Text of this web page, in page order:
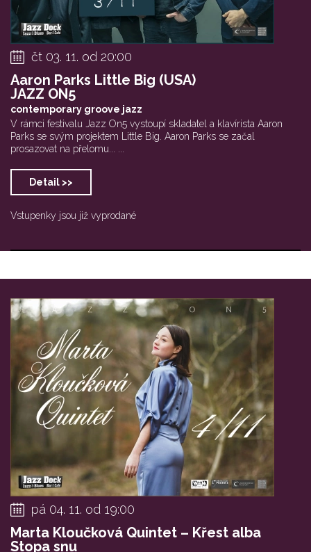
čt 03. 11. od 20:00
Aaron Parks Little Big (USA)
JAZZ ON5
contemporary groove jazz
V rámci festivalu Jazz On5 vystoupí skladatel a klavírista Aaron
Parks se svým projektem Little Big. Aaron Parks se začal
prosazovat na přelomu... ...
Detail >>
Vstupenky jsou již vyprodané
pá 04. 11. od 19:00
Marta Kloučková Quintet – Křest alba
Stopa snu